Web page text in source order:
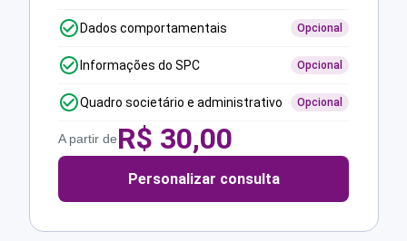
Dados comportamentais Opcional
Informações do SPC Opcional
Quadro societário e administrativo Opcional
A partir deR$ 30,00
Personalizar consulta